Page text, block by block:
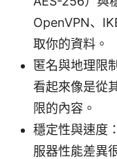
OpenVPN、
取你的資料。
匿名與地理限
看起來像是從
限的內容。
穩定性與速度
服器性能差異